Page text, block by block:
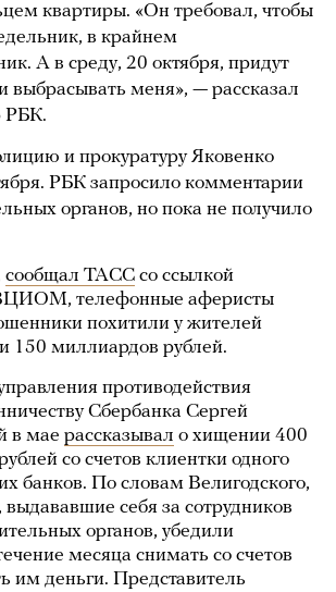
квартиры. «Он требовал, чтобы
в крайнем
А в среду, 20 октября, придут
выбрасывать меня», — рассказал
РБК.
и прокуратуру Яковенко
РБК запросило комментарии
органов, но пока не получило
сообщал ТАСС со ссылкой
телефонные аферисты
похитили у жителей
150 миллиардов рублей.
противодействия
Сбербанка Сергей
в мае рассказывал о хищении 400
со счетов клиентки одного
банков. По словам Велигодского,
себя за сотрудников
органов, убедили
месяца снимать со счетов
им деньги. Представитель